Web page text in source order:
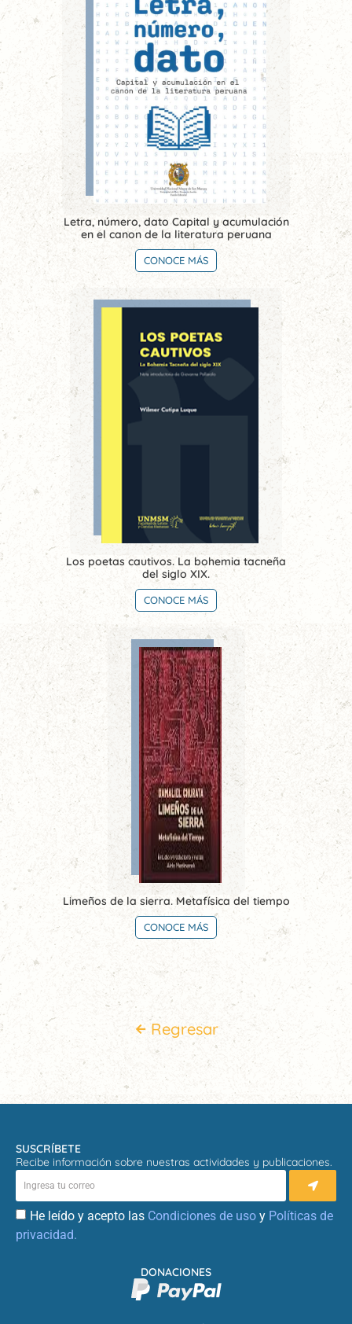
Letra, número, dato Capital y acumulación
en el canon de la literatura peruana
CONOCE MÁS
Los poetas cautivos. La bohemia tacneña
del siglo XIX.
CONOCE MÁS
Limeños de la sierra. Metafísica del tiempo
CONOCE MÁS
Regresar
SUSCRÍBETE
Recibe información sobre nuestras actividades y publicaciones.
He leído y acepto las Condiciones de uso y Políticas de
privacidad.
DONACIONES